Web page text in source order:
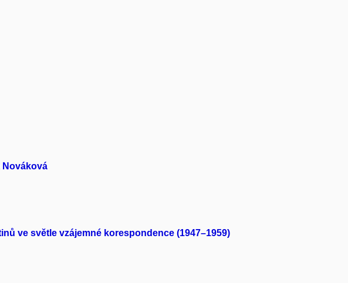
Nováková
ve světle vzájemné korespondence (1947–1959)